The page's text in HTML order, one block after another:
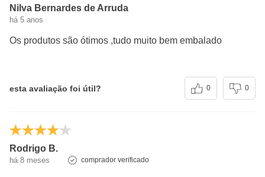
Nilva Bernardes de Arruda
há 5 anos
Os produtos são ótimos ,tudo muito bem embalado
esta avaliação foi útil? 0 0
Rodrigo B.
há 8 meses comprador verificado